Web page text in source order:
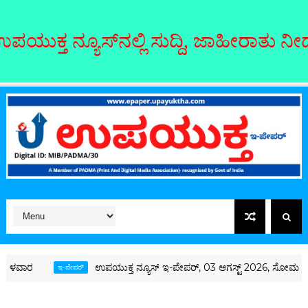
ಜಾಹೀರಾತು ನೀಡಲು ಸಂಪರ್ಕಿಸಿ:
ಪೇಪರ್‌ ಉಪಯುಕ್ತ ನ್ಯೂಸ್ ಇ-ಪೇಪರ್, 03 ಆಗಸ್ಟ್ 2026, ಸೋಮವಾರ ಇ-ಪೇಪರ್‌